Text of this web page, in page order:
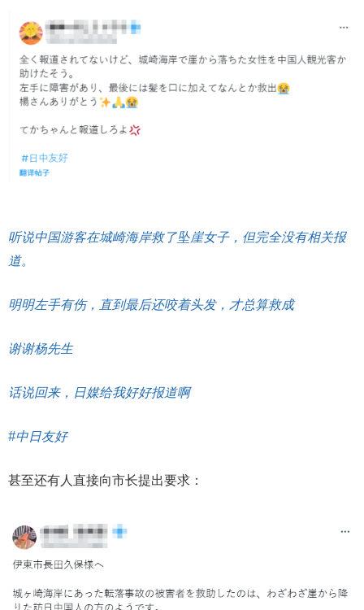
听说中国游客在城崎海岸救了坠崖女子，但完全没有相关报
道。
明明左手有伤，直到最后还咬着头发，才总算救成
谢谢杨先生
话说回来，日媒给我好好报道啊
#中日友好
甚至还有人直接向市长提出要求：